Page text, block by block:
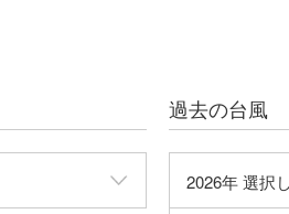
過去の台風
2026年選択